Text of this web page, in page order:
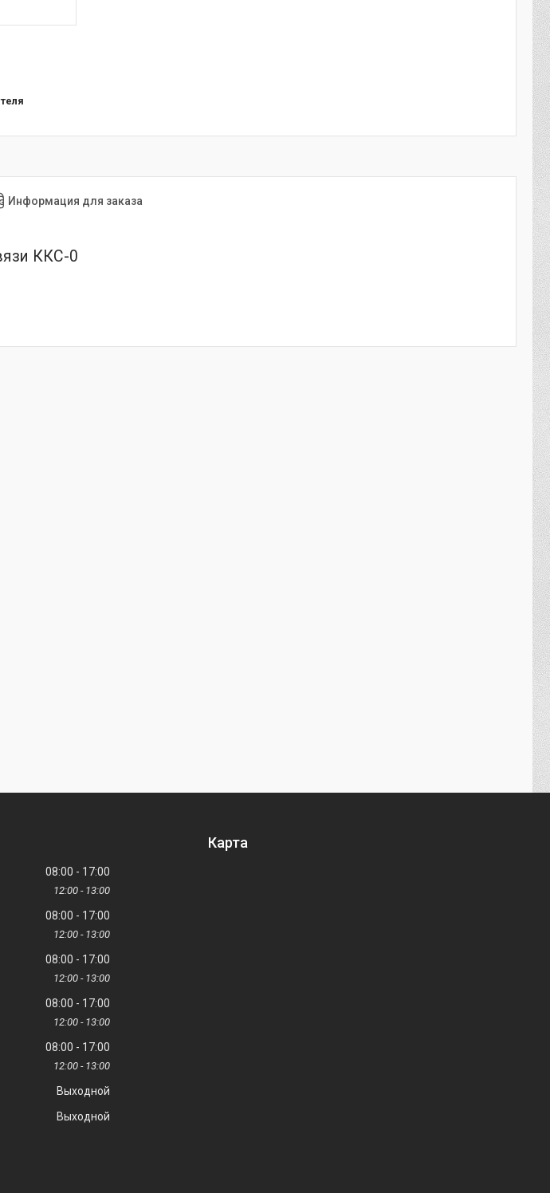
Информация для заказа
ККС-0
08:00 17:00
12:00 13:00
08:00 17:00
12:00 13:00
08:00 17:00
12:00 13:00
08:00 17:00
12:00 13:00
08:00 17:00
12:00 13:00
Выходной
Выходной
Карта